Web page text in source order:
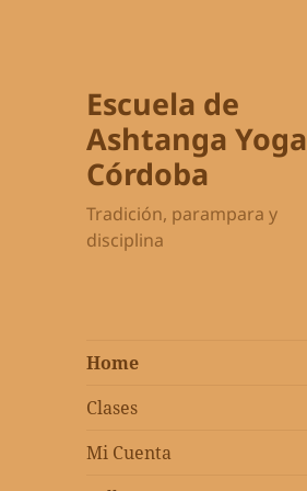
Escuela de
Ashtanga Yoga
Córdoba
Tradición, parampara y
disciplina
Home
Clases
Mi Cuenta